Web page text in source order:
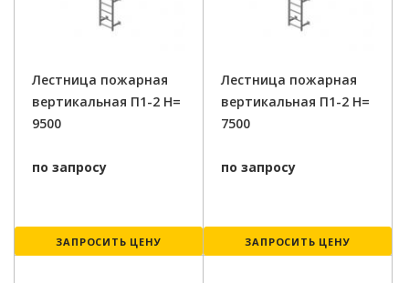
Лестница пожарная
вертикальная П1-2 H=
9500
по запросу
ЗАПРОСИТЬ ЦЕНУ
Лестница пожарная
вертикальная П1-2 H=
7500
по запросу
ЗАПРОСИТЬ ЦЕНУ